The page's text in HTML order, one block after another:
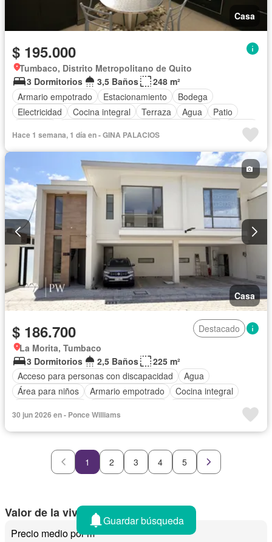
Casa
$ 195.000
Tumbaco, Distrito Metropolitano de Quito
3 Dormitorios
3,5 Baños
248 m²
Armario empotrado
Estacionamiento
Bodega
Electricidad
Cocina integral Terraza Agua
Patio
Jardín
Garita de guardianía
Seguridad Sin amoblar
Hace 1 semana, 1 día en - GINA PALACIOS
Casa
$ 186.700
Destacado
La Morita, Tumbaco
3 Dormitorios
2,5 Baños
225 m²
Acceso para personas con discapacidad
Agua
Área para niños
Armario empotrado
Cocina integral
Estacionamiento
Patio
Seguridad
Terraza Vista panorámica
Wifi
Sin amoblar
30 jun 2026 en - Ponce Williams
1 2 3 4 5
Valor de la vivienda en Quito
Precio medio por m²
Guardar búsqueda